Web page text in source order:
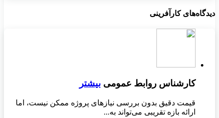
دیدگاه‌های کارآفرینی
کارشناس روابط عمومی بیشتر
قیمت دقیق بدون بررسی نیازهای پروژه ممکن نیست، اما
ارائه بازه تقریبی می‌تواند به...